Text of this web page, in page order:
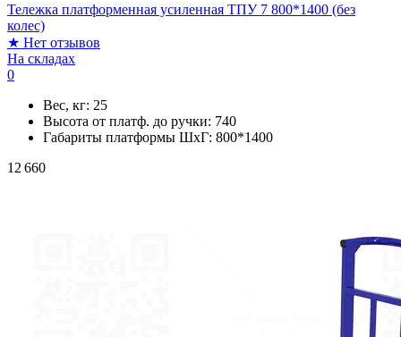
Тележка платформенная усиленная ТПУ 7 800*1400 (без
колес)
★ Нет отзывов
На складах
0
Вес, кг: 25
Высота от платф. до ручки: 740
Габариты платформы ШxГ: 800*1400
12 660